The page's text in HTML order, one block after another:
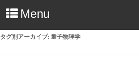
Menu
タグ別アーカイブ:量子物理学